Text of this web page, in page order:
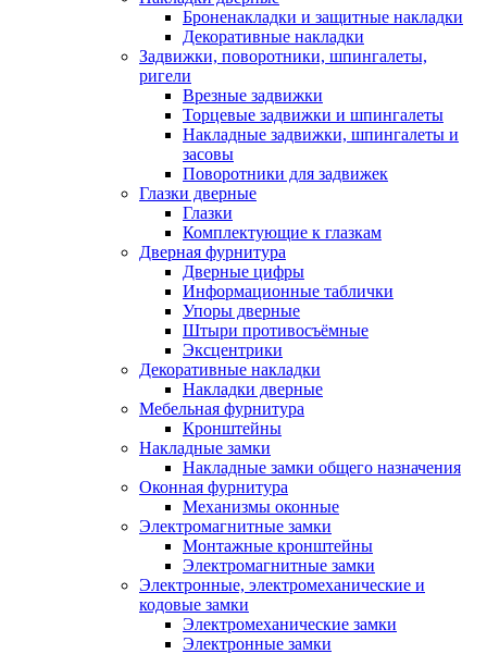
Броненакладки и защитные накладки
Декоративные накладки
Задвижки, поворотники, шпингалеты,
ригели
Врезные задвижки
Торцевые задвижки и шпингалеты
Накладные задвижки, шпингалеты и
засовы
Поворотники для задвижек
Глазки дверные
Глазки
Комплектующие к глазкам
Дверная фурнитура
Дверные цифры
Информационные таблички
Упоры дверные
Штыри противосъёмные
Эксцентрики
Декоративные накладки
Накладки дверные
Мебельная фурнитура
Кронштейны
Накладные замки
Накладные замки общего назначения
Оконная фурнитура
Механизмы оконные
Электромагнитные замки
Монтажные кронштейны
Электромагнитные замки
Электронные, электромеханические и
кодовые замки
Электромеханические замки
Электронные замки